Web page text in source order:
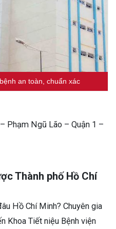
an toàn, chuẩn xác
Phạm Ngũ Lão – Quận 1 –
Thành phố Hồ Chí
Hồ Chí Minh? Chuyên gia
Khoa Tiết niệu Bệnh viện